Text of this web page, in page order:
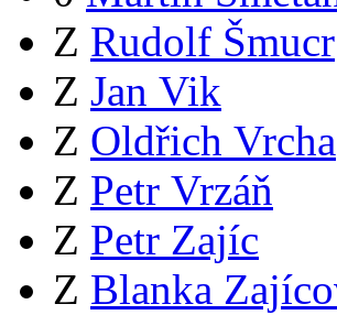
Z Rudolf Šmucr
Z Jan Vik
Z Oldřich Vrcha
Z Petr Vrzáň
Z Petr Zajíc
Z Blanka